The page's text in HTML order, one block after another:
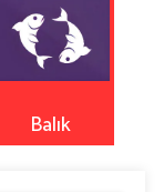
Balık